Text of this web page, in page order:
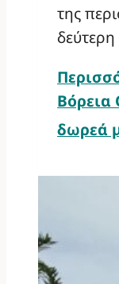
της
Βόρεια
δωρεά